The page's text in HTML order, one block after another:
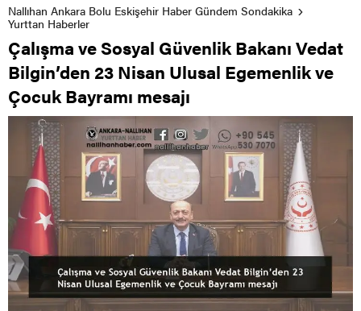
Nallıhan Ankara Bolu Eskişehir Haber Gündem Sondakika
Yurttan Haberler
Çalışma ve Sosyal Güvenlik Bakanı Vedat
Bilgin’den 23 Nisan Ulusal Egemenlik ve
Çocuk Bayramı mesajı